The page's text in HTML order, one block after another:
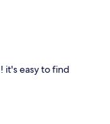
it's easy to find